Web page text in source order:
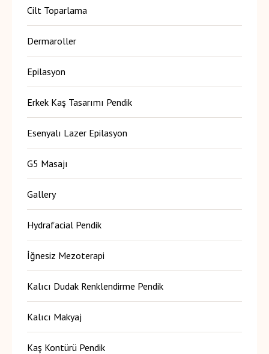
Cilt Toparlama
Dermaroller
Epilasyon
Erkek Kaş Tasarımı Pendik
Esenyalı Lazer Epilasyon
G5 Masajı
Gallery
Hydrafacial Pendik
İğnesiz Mezoterapi
Kalıcı Dudak Renklendirme Pendik
Kalıcı Makyaj
Kaş Kontürü Pendik